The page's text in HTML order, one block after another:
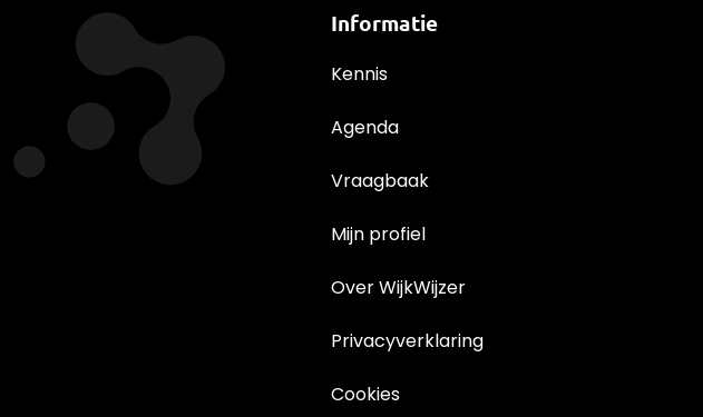
Informatie
Kennis
Agenda
Vraagbaak
Mijn profiel
Over WijkWijzer
Privacyverklaring
Cookies